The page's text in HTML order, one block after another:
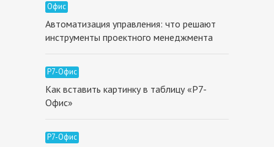
Офис
Автоматизация управления: что решают
инструменты проектного менеджмента
Р7-Офис
Как вставить картинку в таблицу «Р7-
Офис»
Р7-Офис